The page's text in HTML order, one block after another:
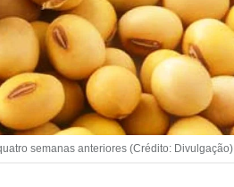
semanas anteriores (Crédito: Divulgação)